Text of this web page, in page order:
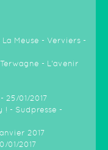
Meuse - Verviers -
- L'avenir
25/01/2017
! - Sudpresse -
2017
01/2017